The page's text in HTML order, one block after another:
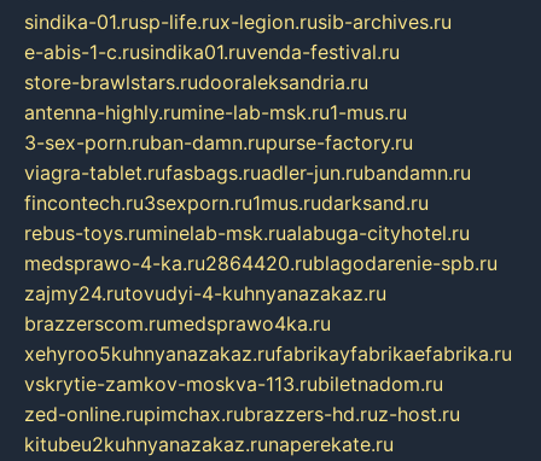
sindika-01.rusp-life.rux-legion.rusib-archives.ru
e-abis-1-c.rusindika01.ruvenda-festival.ru
store-brawlstars.rudooraleksandria.ru
antenna-highly.rumine-lab-msk.ru1-mus.ru
3-sex-porn.ruban-damn.rupurse-factory.ru
viagra-tablet.rufasbags.ruadler-jun.rubandamn.ru
fincontech.ru3sexporn.ru1mus.rudarksand.ru
rebus-toys.ruminelab-msk.rualabuga-cityhotel.ru
medsprawo-4-ka.ru2864420.rublagodarenie-spb.ru
zajmy24.rutovudyi-4-kuhnyanazakaz.ru
brazzerscom.rumedsprawo4ka.ru
xehyroo5kuhnyanazakaz.rufabrikayfabrikaefabrika.ru
vskrytie-zamkov-moskva-113.rubiletnadom.ru
zed-online.rupimchax.rubrazzers-hd.ruz-host.ru
kitubeu2kuhnyanazakaz.runaperekate.ru